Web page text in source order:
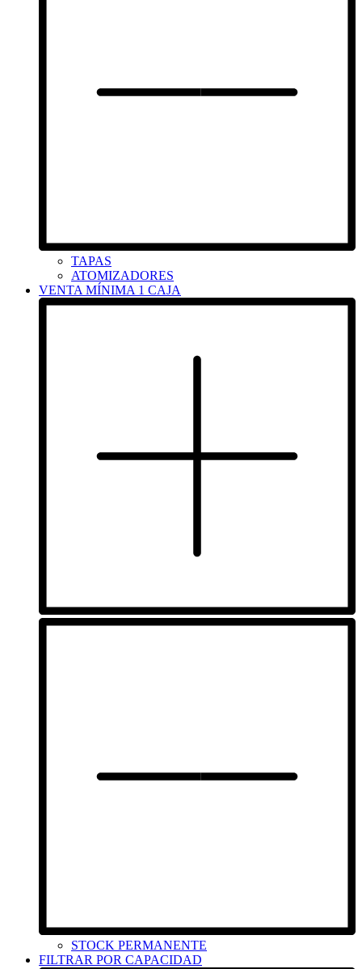
TAPAS
ATOMIZADORES
VENTA MÍNIMA 1 CAJA
STOCK PERMANENTE
FILTRAR POR CAPACIDAD